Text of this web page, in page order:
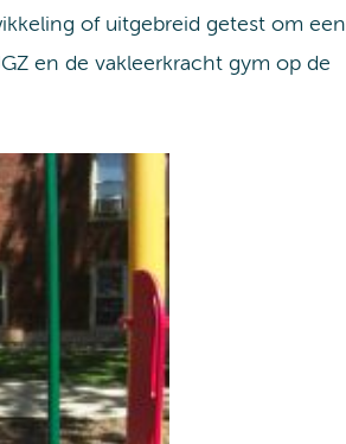
of uitgebreid getest om een
en de vakleerkracht gym op de